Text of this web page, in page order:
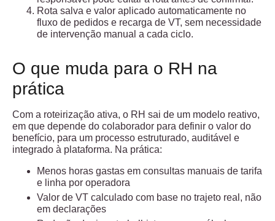
Rota salva e valor aplicado automaticamente no
fluxo de pedidos e recarga de VT, sem necessidade
de intervenção manual a cada ciclo.
O que muda para o RH na
prática
Com a roteirização ativa, o RH sai de um modelo reativo,
em que depende do colaborador para definir o valor do
benefício, para um processo estruturado, auditável e
integrado à plataforma. Na prática:
Menos horas gastas em consultas manuais de tarifa
e linha por operadora
Valor de VT calculado com base no trajeto real, não
em declarações